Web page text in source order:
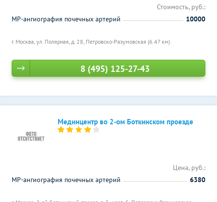
г. Москва, ул. Полярная, д. 28, Петровско-Разумовская (6.47 км)
Стоимость, руб.:
МР-ангиография почечных артерий
10000
8 (495) 125-27-43
Мединцентр во 2-ом Боткинском проезде
Цена, руб.:
МР-ангиография почечных артерий
6380